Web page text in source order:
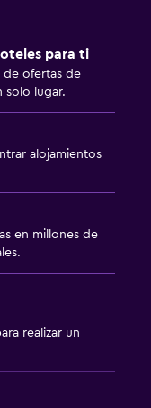
para ti
de ofertas de
solo lugar.
alojamientos
en millones de
realizar un